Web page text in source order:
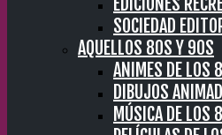
SOCIEDAD
AQUELLOS 80S Y 90S
ANIMES DE LOS
DIBUJOS
MÚSICA DE LOS